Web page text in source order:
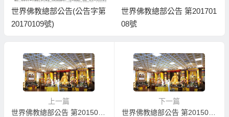
世界佛教總部公告(公告字第
20170109號)
世界佛教總部公告 第201701
08號
上一篇
世界佛教總部公告 第20150115號
下一篇
世界佛教總部公告 第20150117號